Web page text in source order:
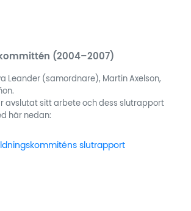
(2004–2007)
Leander (samordnare), Martin Axelson,
avslutat sitt arbete och dess slutrapport
här nedan:
slutrapport